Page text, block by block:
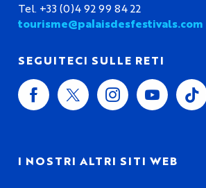
Tel. +33 (0)4 92 99 84 22
tourisme@palaisdesfestivals.com
SEGUITECI SULLE RETI
I NOSTRI ALTRI SITI WEB